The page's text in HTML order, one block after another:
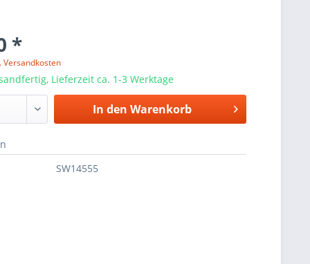
*
Versandkosten
Lieferzeit ca. 1-3 Werktage
In den Warenkorb
SW14555